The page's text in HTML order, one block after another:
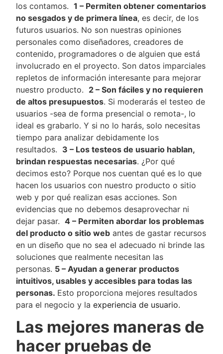
los contamos. 1 – Permiten obtener comentarios
no sesgados y de primera línea, es decir, de los
futuros usuarios. No son nuestras opiniones
personales como diseñadores, creadores de
contenido, programadores o de alguien que está
involucrado en el proyecto. Son datos imparciales
repletos de información interesante para mejorar
nuestro producto. 2 – Son fáciles y no requieren
de altos presupuestos. Si moderarás el testeo de
usuarios -sea de forma presencial o remota-, lo
ideal es grabarlo. Y si no lo harás, solo necesitas
tiempo para analizar debidamente los
resultados. 3 – Los testeos de usuario hablan,
brindan respuestas necesarias. ¿Por qué
decimos esto? Porque nos cuentan qué es lo que
hacen los usuarios con nuestro producto o sitio
web y por qué realizan esas acciones. Son
evidencias que no debemos desaprovechar ni
dejar pasar. 4 – Permiten abordar los problemas
del producto o sitio web antes de gastar recursos
en un diseño que no sea el adecuado ni brinde las
soluciones que realmente necesitan las
personas. 5 – Ayudan a generar productos
intuitivos, usables y accesibles para todas las
personas. Esto proporciona mejores resultados
para el negocio y la experiencia de usuario.
Las mejores maneras de
hacer pruebas de